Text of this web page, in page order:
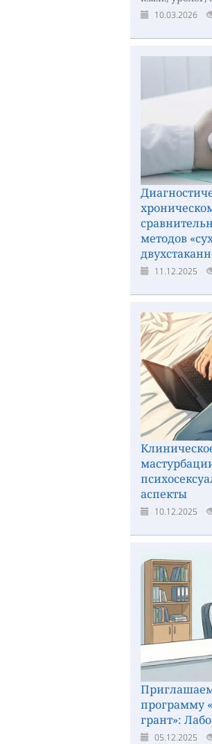
10.03.2026
методов
11.12.2025
аспекты
10.12.2025
программу
грант»:
05.12.2025